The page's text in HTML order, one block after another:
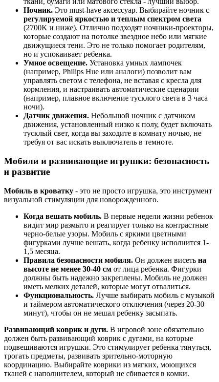
Ночник. Это must-have аксессуар. Выбирайте ночник с
регулируемой яркостью и теплым спектром света
(2700K и ниже). Отлично подходят ночники-проекторы,
которые создают на потолке звездное небо или мягкие
движущиеся тени. Это не только помогает родителям,
но и успокаивает ребенка.
Умное освещение. Установка умных лампочек
(например, Philips Hue или аналоги) позволит вам
управлять светом с телефона, не вставая с кресла для
кормления, и настраивать автоматические сценарии
(например, плавное включение тусклого света в 3 часа
ночи).
Датчик движения. Небольшой ночник с датчиком
движения, установленный низко к полу, будет включать
тусклый свет, когда вы заходите в комнату ночью, не
требуя от вас искать выключатель в темноте.
Мобили и развивающие игрушки: безопасность
и развитие
Мобиль в кроватку - это не просто игрушка, это инструмент
визуальной стимуляции для новорожденного.
Когда вешать мобиль. В первые недели жизни ребенок
видит мир размыто и реагирует только на контрастные
черно-белые узоры. Мобиль с яркими цветными
фигурками лучше вешать, когда ребенку исполнится 1-
1,5 месяца.
Правила безопасности мобиля. Он должен висеть на
высоте не менее 30-40 см от лица ребенка. Фигурки
должны быть надежно закреплены. Мобиль не должен
иметь мелких деталей, которые могут отвалиться.
Функциональность. Лучше выбирать мобиль с музыкой
и таймером автоматического отключения (через 20-30
минут), чтобы он не мешал ребенку засыпать.
Развивающий коврик и дуги. В игровой зоне обязательно
должен быть развивающий коврик с дугами, на которые
подвешиваются игрушки. Это стимулирует ребенка тянуться,
трогать предметы, развивать зрительно-моторную
координацию. Выбирайте коврики из мягких, моющихся
тканей с наполнителем, который не сбивается в комки.